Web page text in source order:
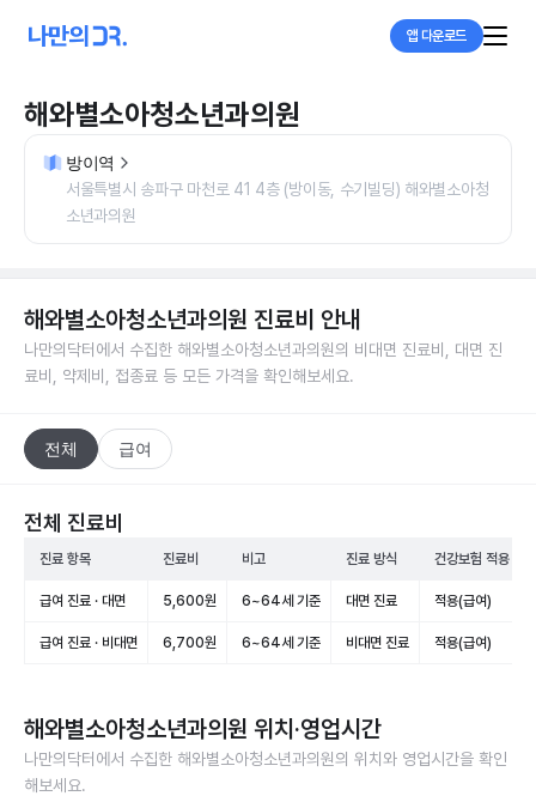
앱 다운로드
해와별소아청소년과의원
방이역
서울특별시 송파구 마천로 41 4층 (방이동, 수기빌딩) 해와별소아청
소년과의원
해와별소아청소년과의원 진료비 안내
나만의닥터에서 수집한 해와별소아청소년과의원의 비대면 진료비, 대면 진
료비, 약제비, 접종료 등 모든 가격을 확인해보세요.
전체 급여
전체 진료비
진료 항목 진료비 비고 진료 방식 건강보험 적용
급여 진료 · 대면 5,600원 6~64세 기준 대면 진료 적용(급여)
급여 진료 · 비대면 6,700원 6~64세 기준 비대면 진료 적용(급여)
해와별소아청소년과의원 위치·영업시간
나만의닥터에서 수집한 해와별소아청소년과의원의 위치와 영업시간을 확인
해보세요.